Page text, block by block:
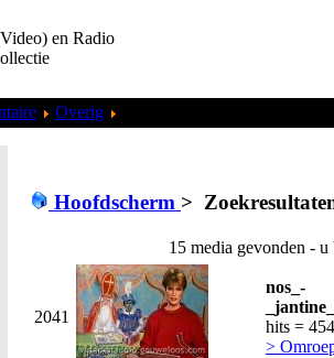
en Radio
Overig
Hoofdscherm >
15 media gevonden -
2041
nos_-
hits =
>